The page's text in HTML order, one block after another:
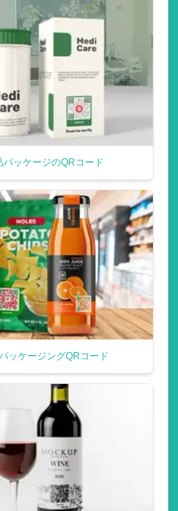
パッケージのQRコード
ッケージングQRコード